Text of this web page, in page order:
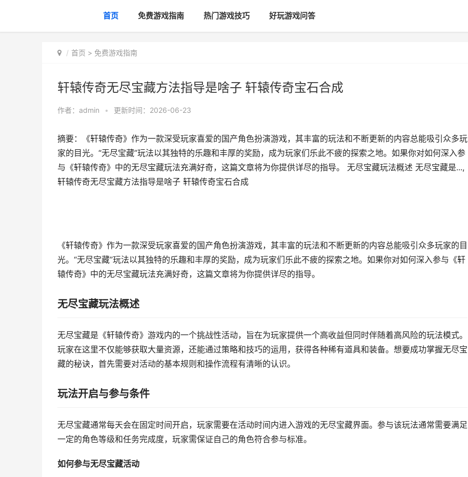
首页 免费游戏指南 热门游戏技巧 好玩游戏问答
首页 > 免费游戏指南
轩辕传奇无尽宝藏方法指导是啥子 轩辕传奇宝石合成
作者： admin • 更新时间：2026-06-23
摘要：《轩辕传奇》作为一款深受玩家喜爱的国产角色扮演游戏，其丰富的玩法和不断更新的内容总能吸引众多玩
家的目光。“无尽宝藏”玩法以其独特的乐趣和丰厚的奖励，成为玩家们乐此不疲的探索之地。如果你对如何深入参
与《轩辕传奇》中的无尽宝藏玩法充满好奇，这篇文章将为你提供详尽的指导。 无尽宝藏玩法概述 无尽宝藏是...,
轩辕传奇无尽宝藏方法指导是啥子 轩辕传奇宝石合成
《轩辕传奇》作为一款深受玩家喜爱的国产角色扮演游戏，其丰富的玩法和不断更新的内容总能吸引众多玩家的目
光。“无尽宝藏”玩法以其独特的乐趣和丰厚的奖励，成为玩家们乐此不疲的探索之地。如果你对如何深入参与《轩
辕传奇》中的无尽宝藏玩法充满好奇，这篇文章将为你提供详尽的指导。
无尽宝藏玩法概述
无尽宝藏是《轩辕传奇》游戏内的一个挑战性活动，旨在为玩家提供一个高收益但同时伴随着高风险的玩法模式。
玩家在这里不仅能够获取大量资源，还能通过策略和技巧的运用，获得各种稀有道具和装备。想要成功掌握无尽宝
藏的秘诀，首先需要对活动的基本规则和操作流程有清晰的认识。
玩法开启与参与条件
无尽宝藏通常每天会在固定时间开启，玩家需要在活动时间内进入游戏的无尽宝藏界面。参与该玩法通常需要满足
一定的角色等级和任务完成度，玩家需保证自己的角色符合参与标准。
如何参与无尽宝藏活动